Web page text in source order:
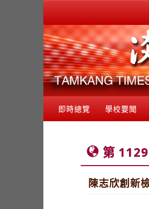
即時總覽 學校要聞
第
陳志欣創新